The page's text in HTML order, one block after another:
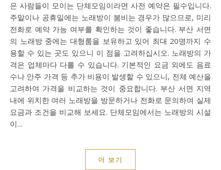
은 사람들이 모이는 단체모임이라면 사전 예약은 필수입니다.
주말이나 공휴일에는 노래방이 붐비는 경우가 많으므로, 미리
전화로 예약 가능 여부를 확인하는 것이 좋습니다. 부산 서면
의 노래방 중에는 대형룸을 보유하고 있어 최대 20명까지 수
용할 수 있는 곳도 있으니 이 점을 고려하십시오. 노래방의 가
격은 업체마다 다를 수 있습니다. 기본적인 요금 외에도 음료
수나 안주 가격 등 추가 비용이 발생할 수 있으니, 전체 예산을
고려하여 가격을 비교하는 것이 중요합니다. 부산 서면 지역
내에 위치한 여러 노래방을 방문하거나 전화로 문의하여 실제
요금과 조건을 비교해 보세요. 단체모임에서는 노래방의 시설
이…
더 보기